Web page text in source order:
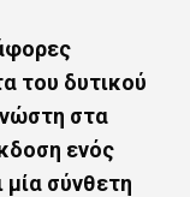
του δυτικού
στα
ενός
μία σύνθετη